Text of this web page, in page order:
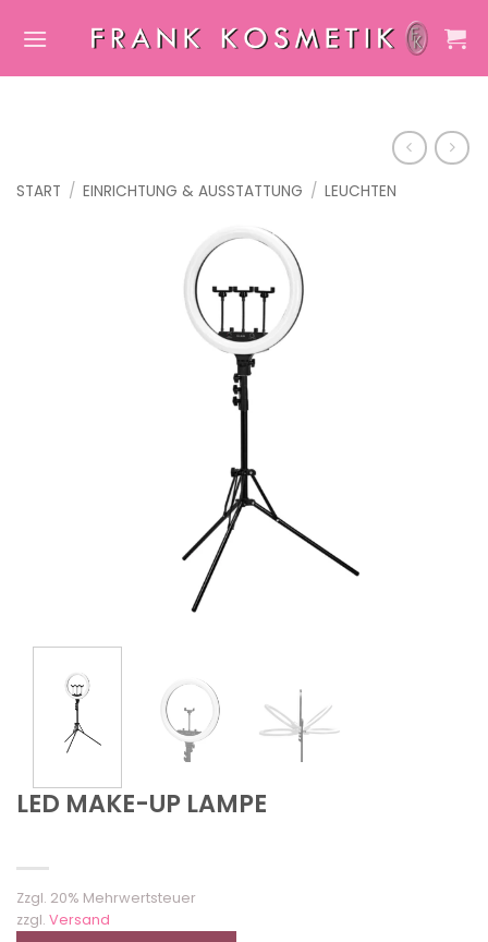
Inhalt
START / EINRICHTUNG & AUSSTATTUNG / LEUCHTEN
LED MAKE-UP LAMPE
Zzgl. 20% Mehrwertsteuer
zzgl. Versand